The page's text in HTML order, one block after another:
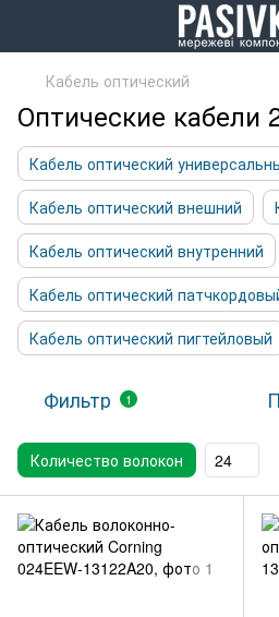
Кабель оптический
Оптические кабели
Кабель оптический
Кабель оптический внешний
Кабель оптический внутренний
Кабель оптический
Кабель оптический пигтейловый
Фильтр 1
Количество волокон 24